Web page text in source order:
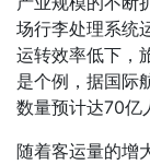
场行李处理系统
运转效率低下，
是个例，据国际
数量预计达70亿
随着客运量的增